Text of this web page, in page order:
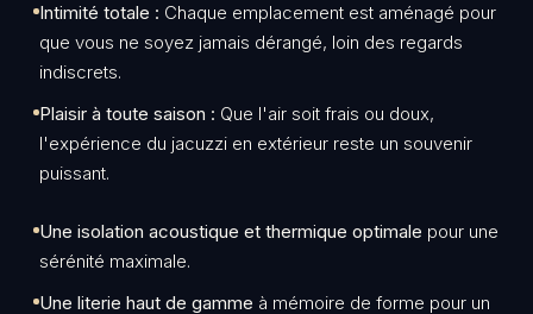
Intimité totale : Chaque emplacement est aménagé pour
que vous ne soyez jamais dérangé, loin des regards
indiscrets.
Plaisir à toute saison : Que l'air soit frais ou doux,
l'expérience du jacuzzi en extérieur reste un souvenir
puissant.
Une isolation acoustique et thermique optimale pour une
sérénité maximale.
Une literie haut de gamme à mémoire de forme pour un